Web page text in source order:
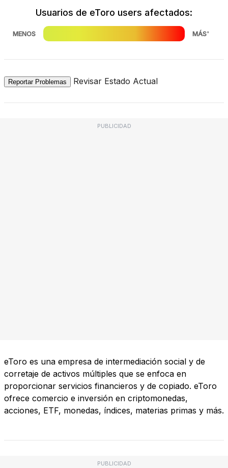
Usuarios de eToro users afectados:
MENOS MÁS'
Reportar Problemas Revisar Estado Actual
PUBLICIDAD
eToro es una empresa de intermediación social y de
corretaje de activos múltiples que se enfoca en
proporcionar servicios financieros y de copiado. eToro
ofrece comercio e inversión en criptomonedas,
acciones, ETF, monedas, índices, materias primas y más.
PUBLICIDAD